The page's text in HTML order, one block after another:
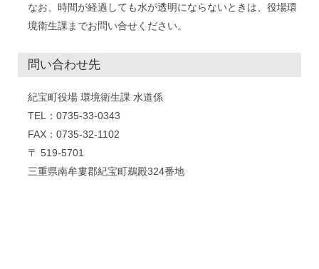
なお、時間が経過しても水が透明にならないときは、役場環
境衛生課までお問い合せください。
問い合わせ先
紀宝町役場 環境衛生課 水道係
TEL：0735-33-0343
FAX：0735-32-1102
〒 519-5701
三重県南牟婁郡紀宝町鵜殿324番地